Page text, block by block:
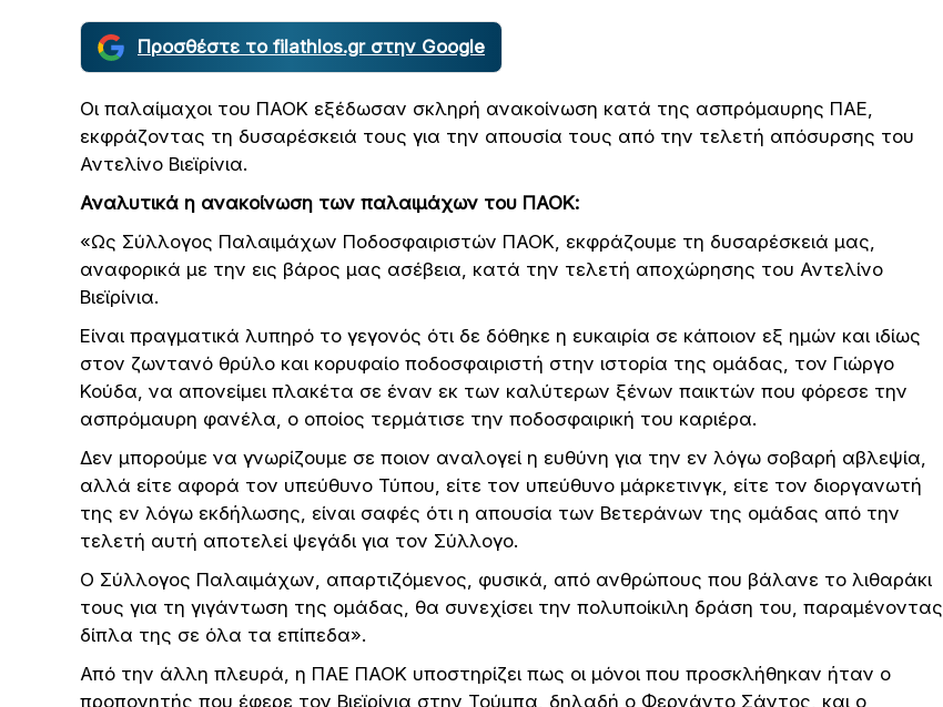
Προσθέστε το filathlos.gr στην Google
Οι παλαίμαχοι του ΠΑΟΚ εξέδωσαν σκληρή ανακοίνωση κατά της ασπρόμαυρης ΠΑΕ,
εκφράζοντας τη δυσαρέσκειά τους για την απουσία τους από την τελετή απόσυρσης του
Αντελίνο Βιεϊρίνια.
Αναλυτικά η ανακοίνωση των παλαιμάχων του ΠΑΟΚ:
«Ως Σύλλογος Παλαιμάχων Ποδοσφαιριστών ΠΑΟΚ, εκφράζουμε τη δυσαρέσκειά μας,
αναφορικά με την εις βάρος μας ασέβεια, κατά την τελετή αποχώρησης του Αντελίνο
Βιεϊρίνια.
Είναι πραγματικά λυπηρό το γεγονός ότι δε δόθηκε η ευκαιρία σε κάποιον εξ ημών και ιδίως
στον ζωντανό θρύλο και κορυφαίο ποδοσφαιριστή στην ιστορία της ομάδας, τον Γιώργο
Κούδα, να απονείμει πλακέτα σε έναν εκ των καλύτερων ξένων παικτών που φόρεσε την
ασπρόμαυρη φανέλα, ο οποίος τερμάτισε την ποδοσφαιρική του καριέρα.
Δεν μπορούμε να γνωρίζουμε σε ποιον αναλογεί η ευθύνη για την εν λόγω σοβαρή αβλεψία,
αλλά είτε αφορά τον υπεύθυνο Τύπου, είτε τον υπεύθυνο μάρκετινγκ, είτε τον διοργανωτή
της εν λόγω εκδήλωσης, είναι σαφές ότι η απουσία των Βετεράνων της ομάδας από την
τελετή αυτή αποτελεί ψεγάδι για τον Σύλλογο.
Ο Σύλλογος Παλαιμάχων, απαρτιζόμενος, φυσικά, από ανθρώπους που βάλανε το λιθαράκι
τους για τη γιγάντωση της ομάδας, θα συνεχίσει την πολυποίκιλη δράση του, παραμένοντας
δίπλα της σε όλα τα επίπεδα».
Από την άλλη πλευρά, η ΠΑΕ ΠΑΟΚ υποστηρίζει πως οι μόνοι που προσκλήθηκαν ήταν ο
προπονητής που έφερε τον Βιεϊρίνια στην Τούμπα, δηλαδή ο Φερνάντο Σάντος, και ο